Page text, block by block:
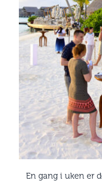
En gang i uken er